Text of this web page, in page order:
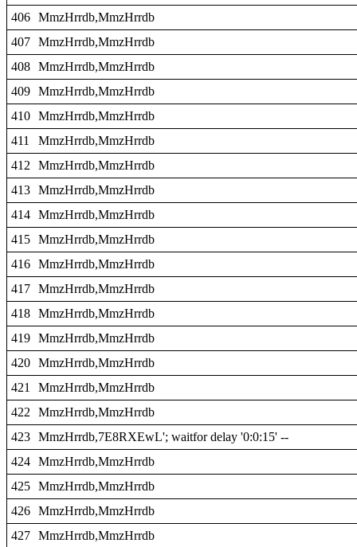
406 MmzHrrdb,MmzHrrdb
407 MmzHrrdb,MmzHrrdb
408 MmzHrrdb,MmzHrrdb
409 MmzHrrdb,MmzHrrdb
410 MmzHrrdb,MmzHrrdb
411
MmzHrrdb,MmzHrrdb
412
MmzHrrdb,MmzHrrdb
413 MmzHrrdb,MmzHrrdb
414 MmzHrrdb,MmzHrrdb
415 MmzHrrdb,MmzHrrdb
416 MmzHrrdb,MmzHrrdb
417 MmzHrrdb,MmzHrrdb
418 MmzHrrdb,MmzHrrdb
419 MmzHrrdb,MmzHrrdb
420 MmzHrrdb,MmzHrrdb
421
MmzHrrdb,MmzHrrdb
422
MmzHrrdb,MmzHrrdb
423 MmzHrrdb,7E8RXEwL'; waitfor delay '0:0:15' --
424 MmzHrrdb,MmzHrrdb
425 MmzHrrdb,MmzHrrdb
426 MmzHrrdb,MmzHrrdb
427 MmzHrrdb,MmzHrrdb